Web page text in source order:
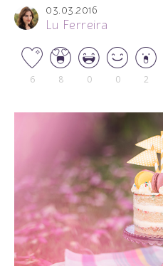
03.03.2016
Lu Ferreira
6 8 0 0 2